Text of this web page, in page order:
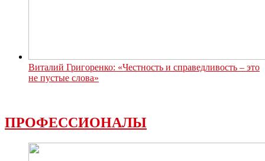
Виталий Григоренко: «Честность и справедливость – это
не пустые слова»
ПРОФЕССИОНАЛЫ